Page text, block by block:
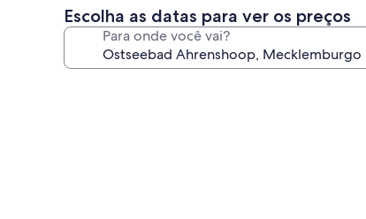
Escolha as datas para ver os preços
Para onde você vai?